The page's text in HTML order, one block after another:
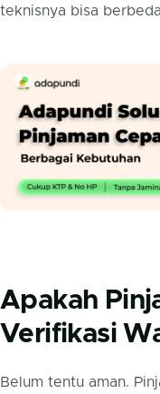
teknisnya bisa
Apakah
Verifikasi
Belum tentu aman.